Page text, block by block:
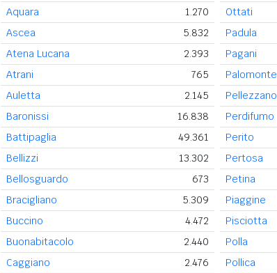
Aquara
1.270
Ascea
5.832
Atena Lucana
2.393
Atrani
765
Auletta
2.145
Baronissi
16.838
Battipaglia
49.361
Bellizzi
13.302
Bellosguardo
673
Bracigliano
5.309
Buccino
4.472
Buonabitacolo
2.440
Caggiano
2.476
Ottati
Padula
Pagani
Palomonte
Pellezzano
Perdifumo
Perito
Pertosa
Petina
Piaggine
Pisciotta
Polla
Pollica